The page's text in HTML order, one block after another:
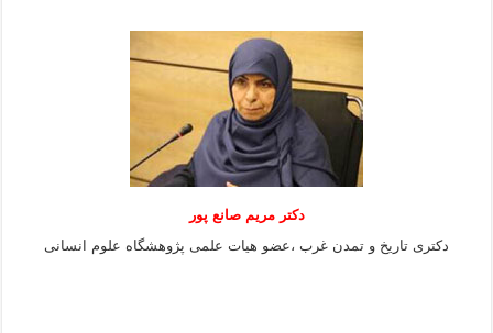
دکتر مریم صانع پور
دکتری تاریخ و تمدن غرب ،عضو هیات علمی پژوهشگاه علوم انسانی